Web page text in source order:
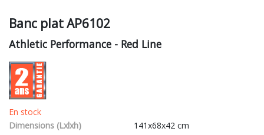
Banc plat AP6102
Athletic Performance - Red Line
En stock
Dimensions (Lxlxh)
141x68x42 cm